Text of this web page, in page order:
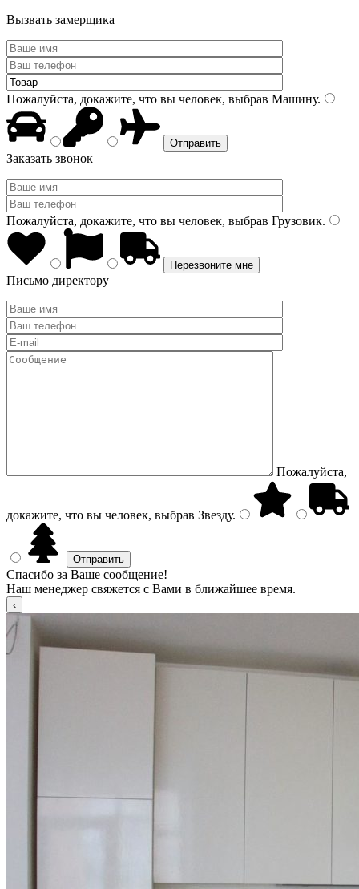
Вызвать замерщика
Пожалуйста, докажите, что вы человек, выбрав Машину.
Заказать звонок
Пожалуйста, докажите, что вы человек, выбрав Грузовик.
Письмо директору
Пожалуйста,
докажите, что вы человек, выбрав Звезду.
Спасибо за Ваше сообщение!
Наш менеджер свяжется с Вами в ближайшее время.